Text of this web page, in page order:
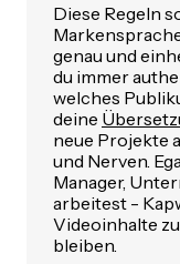
Diese Regeln
genau und
du immer
welches
deine
neue Projekte
und Nerven.
Manager,
arbeitest -
Videoinhalte
bleiben.